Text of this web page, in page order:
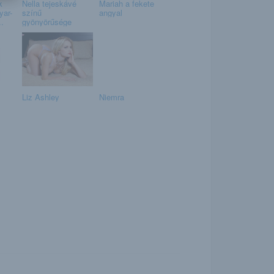
Nella tejeskávé
színű
gyönyörűsége
Mariah a fekete
angyal
Liz Ashley Niemra